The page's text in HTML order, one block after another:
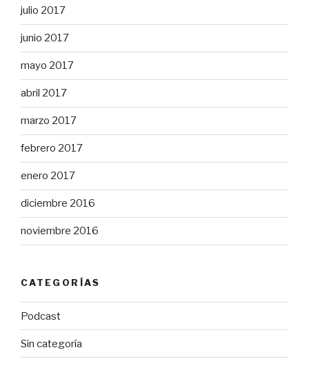
julio 2017
junio 2017
mayo 2017
abril 2017
marzo 2017
febrero 2017
enero 2017
diciembre 2016
noviembre 2016
CATEGORÍAS
Podcast
Sin categoría